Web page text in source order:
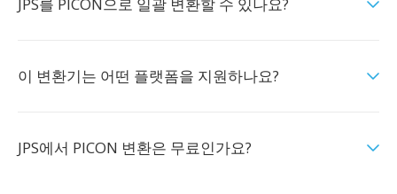
이 변환기는 어떤 플랫폼을 지원하나요?
JPS에서 PICON 변환은 무료인가요?